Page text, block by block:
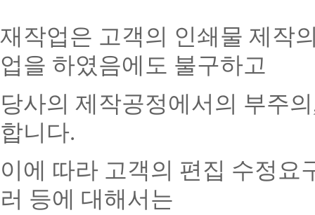
재작업은 고객의 인쇄물 제작
업을 하였음에도 불구하고
당사의 제작공정에서의 부주
합니다.
이에 따라 고객의 편집 수정요
러 등에 대해서는